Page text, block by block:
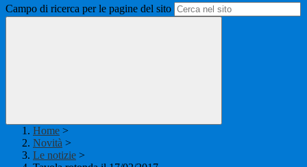
Campo di ricerca per le pagine del sito
Home >
Novità >
Le notizie >